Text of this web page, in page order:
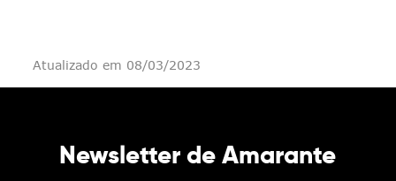
Atualizado em 08/03/2023
Newsletter de Amarante